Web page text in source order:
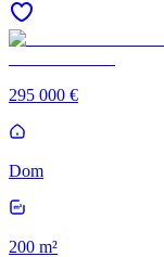
295 000 €
Dom
200 m²